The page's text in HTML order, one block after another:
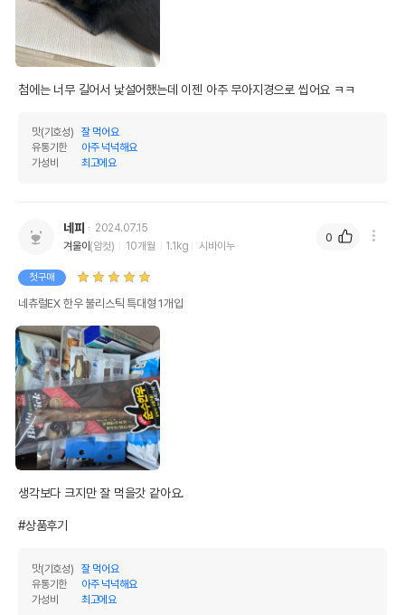
첨에는 너무 길어서 낯설어했는데 이젠 아주 무아지경으로 씹어요 ㅋㅋ
맛(기호성)
잘 먹어요
유통기한
아주 넉넉해요
가성비
최고에요
네피
2024.07.15
겨울이 (암컷) 10개월 1.1kg 시바이누
첫구매
네츄럴EX 한우 불리스틱 특대형 1개입
생각보다 크지만 잘 먹을갓 같아요.
#상품후기
맛(기호성)
잘 먹어요
유통기한
아주 넉넉해요
가성비
최고에요
0